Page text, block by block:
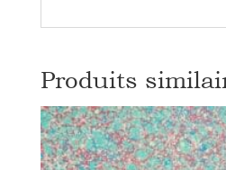
Produits